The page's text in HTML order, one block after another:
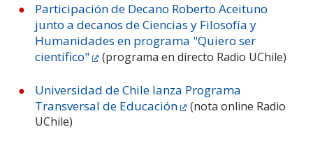
Participación de Decano Roberto Aceituno
junto a decanos de Ciencias y Filosofía y
Humanidades en programa "Quiero ser
científico"
(programa en directo Radio UChile)
Universidad de Chile lanza Programa
Transversal de Educación
(nota online Radio
UChile)